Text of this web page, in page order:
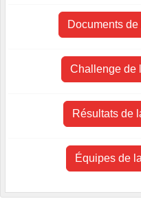
Documents
Challenge de
Résultats de
Équipes de